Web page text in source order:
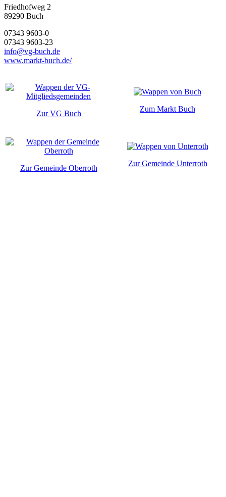
Friedhofweg 2
89290 Buch
07343 9603-0
07343 9603-23
info@vg-buch.de
www.markt-buch.de/
Zur VG Buch
Zum Markt Buch
Zur Gemeinde Oberroth
Zur Gemeinde Unterroth